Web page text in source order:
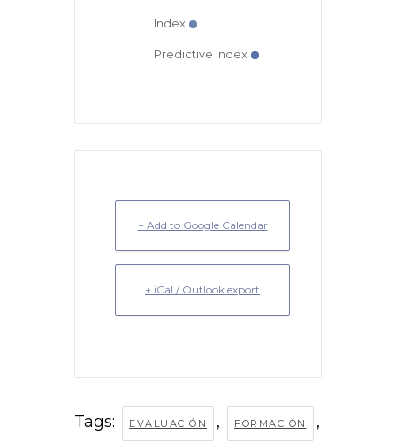
Index
Predictive Index
+ Add to Google Calendar
+ iCal / Outlook export
Tags: EVALUACIÓN , FORMACIÓN ,